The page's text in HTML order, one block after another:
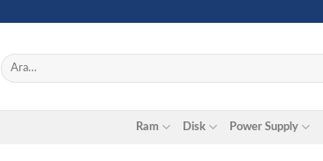
Ara:
Ram Disk Power Supply